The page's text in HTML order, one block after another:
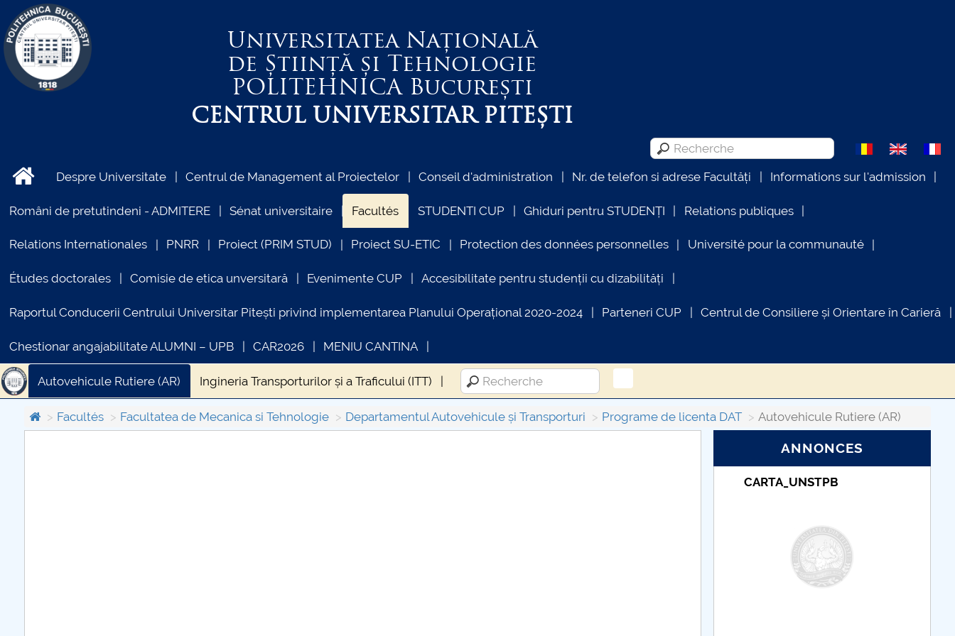
Universitatea Națională
de Știință și Tehnologie
POLITEHNICABucurești
CENTRUL UNIVERSITAR PITEȘTI
Despre Universitate Centrul de Management al Proiectelor Conseil d'administration Nr. de telefon si adrese Facultăți Informations sur l'admission
Români de pretutindeni - ADMITERE Sénat universitaire Facultés STUDENTI CUP Ghiduri pentru STUDENȚI Relations publiques
Relations Internationales PNRR Proiect (PRIM STUD) Proiect SU-ETIC Protection des données personnelles Université pour la communauté
Études doctorales Comisie de etica unversitară Evenimente CUP Accesibilitate pentru studenții cu dizabilități
Raportul Conducerii Centrului Universitar Pitești privind implementarea Planului Operațional 2020-2024 Parteneri CUP Centrul de Consiliere și Orientare în Carieră
Chestionar angajabilitate ALUMNI – UPB CAR2026 MENIU CANTINA
Autovehicule Rutiere (AR) Ingineria Transporturilor și a Traficului (ITT)
Facultés Facultatea de Mecanica si Tehnologie Departamentul Autovehicule și Transporturi Programe de licenta DAT Autovehicule Rutiere (AR)
ANNONCES
CARTA_UNSTPB